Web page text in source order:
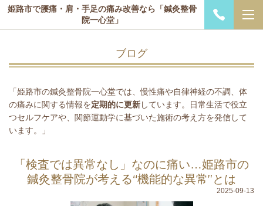
姫路市で腰痛・肩・手足の痛み改善なら「鍼灸整骨
院一心堂」
ブログ
「姫路市の鍼灸整骨院一心堂では、慢性痛や自律神経の不調、体
の痛みに関する情報を定期的に更新しています。日常生活で役立
つセルフケアや、関節運動学に基づいた施術の考え方を発信して
います。」
「検査では異常なし」なのに痛い…姫路市の
鍼灸整骨院が考える“機能的な異常”とは
2025-09-13